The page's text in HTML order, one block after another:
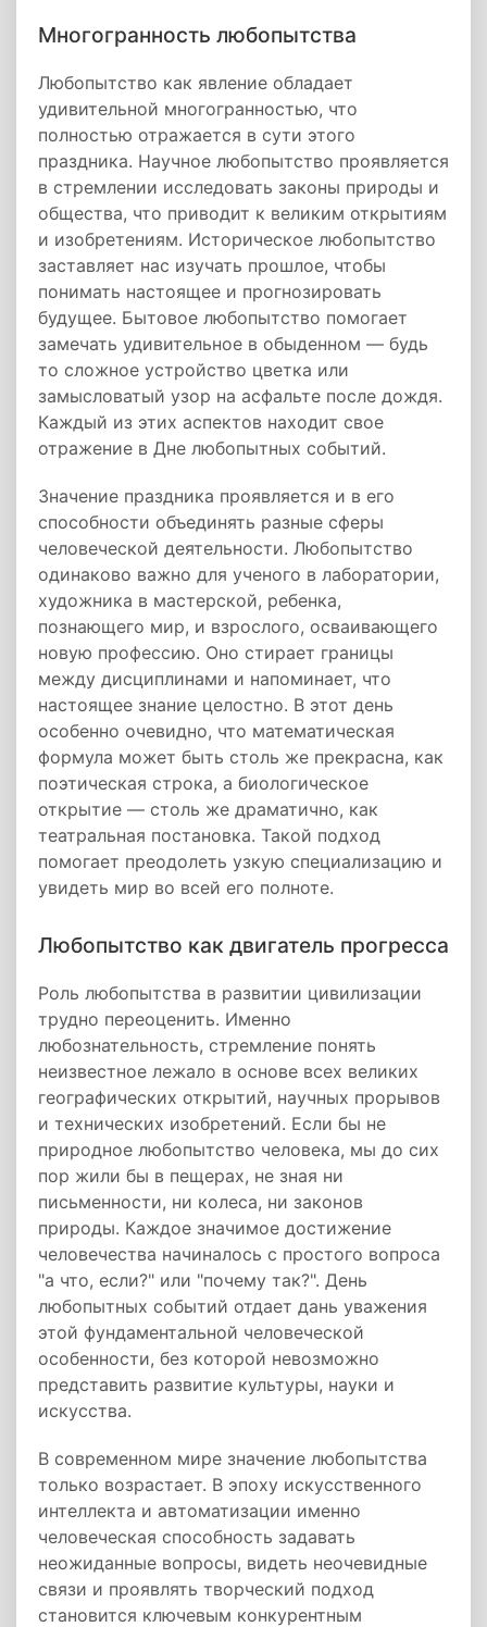
Многогранность любопытства
Любопытство как явление обладает
удивительной многогранностью, что
полностью отражается в сути этого
праздника. Научное любопытство проявляется
в стремлении исследовать законы природы и
общества, что приводит к великим открытиям
и изобретениям. Историческое любопытство
заставляет нас изучать прошлое, чтобы
понимать настоящее и прогнозировать
будущее. Бытовое любопытство помогает
замечать удивительное в обыденном — будь
то сложное устройство цветка или
замысловатый узор на асфальте после дождя.
Каждый из этих аспектов находит свое
отражение в Дне любопытных событий.
Значение праздника проявляется и в его
способности объединять разные сферы
человеческой деятельности. Любопытство
одинаково важно для ученого в лаборатории,
художника в мастерской, ребенка,
познающего мир, и взрослого, осваивающего
новую профессию. Оно стирает границы
между дисциплинами и напоминает, что
настоящее знание целостно. В этот день
особенно очевидно, что математическая
формула может быть столь же прекрасна, как
поэтическая строка, а биологическое
открытие — столь же драматично, как
театральная постановка. Такой подход
помогает преодолеть узкую специализацию и
увидеть мир во всей его полноте.
Любопытство как двигатель прогресса
Роль любопытства в развитии цивилизации
трудно переоценить. Именно
любознательность, стремление понять
неизвестное лежало в основе всех великих
географических открытий, научных прорывов
и технических изобретений. Если бы не
природное любопытство человека, мы до сих
пор жили бы в пещерах, не зная ни
письменности, ни колеса, ни законов
природы. Каждое значимое достижение
человечества начиналось с простого вопроса
"а что, если?" или "почему так?". День
любопытных событий отдает дань уважения
этой фундаментальной человеческой
особенности, без которой невозможно
представить развитие культуры, науки и
искусства.
В современном мире значение любопытства
только возрастает. В эпоху искусственного
интеллекта и автоматизации именно
человеческая способность задавать
неожиданные вопросы, видеть неочевидные
связи и проявлять творческий подход
становится ключевым конкурентным